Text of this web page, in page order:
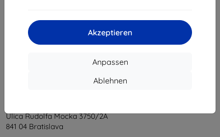
Akzeptieren
Anpassen
Ablehnen
1
Ulica Rudolfa Mocka 3750/2A
841 04 Bratislava